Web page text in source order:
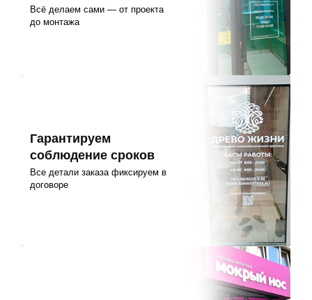
Всё делаем сами — от проекта
до монтажа
Гарантируем
соблюдение сроков
Все детали заказа фиксируем в
договоре